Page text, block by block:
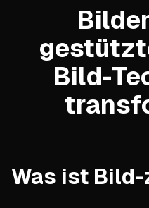
Bild-
Was ist